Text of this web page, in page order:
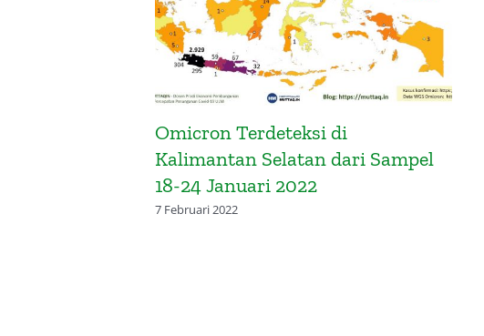
Omicron Terdeteksi di
Kalimantan Selatan dari Sampel
18-24 Januari 2022
7 Februari 2022